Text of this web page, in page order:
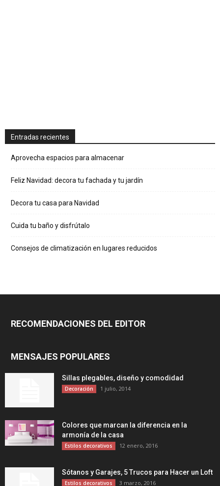
Entradas recientes
Aprovecha espacios para almacenar
Feliz Navidad: decora tu fachada y tu jardín
Decora tu casa para Navidad
Cuida tu baño y disfrútalo
Consejos de climatización en lugares reducidos
RECOMENDACIONES DEL EDITOR
MENSAJES POPULARES
Sillas plegables, diseño y comodidad
Decoración 1 julio, 2014
Colores que marcan la diferencia en la
armonía de la casa
Estilos decorativos 12 enero, 2016
Sótanos y Garajes, 5 Trucos para Hacer un Loft
Estilos decorativos 3 marzo, 2016